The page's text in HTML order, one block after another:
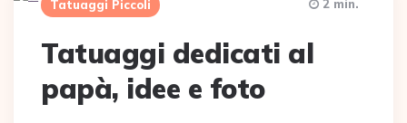
Tatuaggi Piccoli
Tatuaggi dedicati al
papà, idee e foto
2 min.